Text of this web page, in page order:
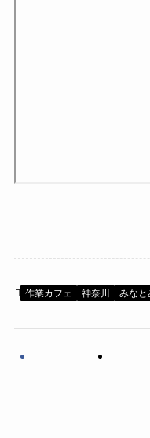
作業カフェ 神奈川 みなと